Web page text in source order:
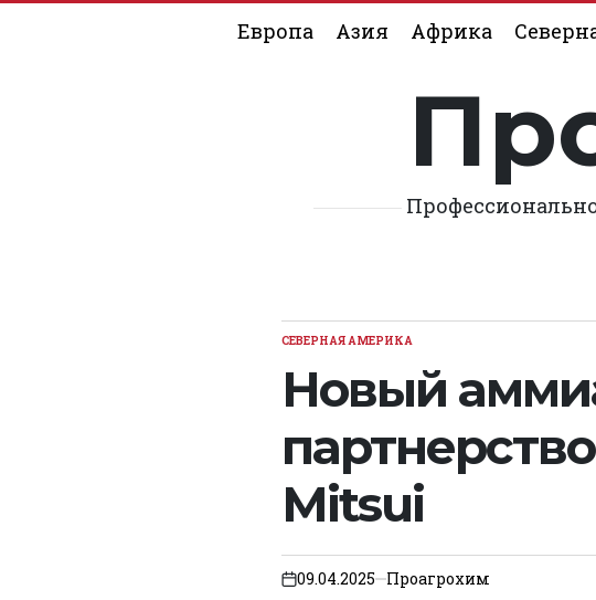
Европа Азия Африка
POSTED
СЕВЕРНАЯ АМЕРИКА
Новый
Mitsui
on09.04.2025 Проагрохим